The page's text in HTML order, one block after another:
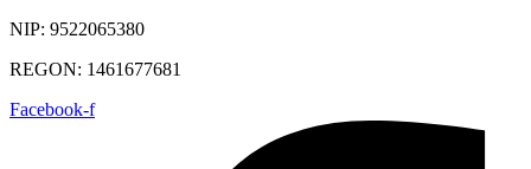
NIP: 9522065380
REGON: 1461677681
Facebook-f